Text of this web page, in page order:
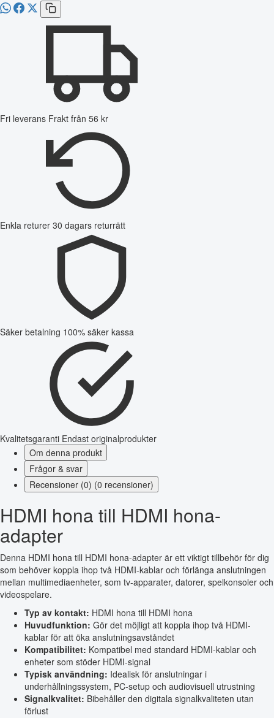
Fri leverans Frakt från 56 kr
Enkla returer 30 dagars returrätt
Säker betalning 100% säker kassa
Kvalitetsgaranti Endast originalprodukter
Om denna produkt
Frågor & svar
Recensioner (0) (0 recensioner)
HDMI hona till HDMI hona-
adapter
Denna HDMI hona till HDMI hona-adapter är ett viktigt tillbehör för dig
som behöver koppla ihop två HDMI-kablar och förlänga anslutningen
mellan multimediaenheter, som tv-apparater, datorer, spelkonsoler och
videospelare.
Typ av kontakt: HDMI hona till HDMI hona
Huvudfunktion: Gör det möjligt att koppla ihop två HDMI-
kablar för att öka anslutningsavståndet
Kompatibilitet: Kompatibel med standard HDMI-kablar och
enheter som stöder HDMI-signal
Typisk användning: Idealisk för anslutningar i
underhållningssystem, PC-setup och audiovisuell utrustning
Signalkvalitet: Bibehåller den digitala signalkvaliteten utan
förlust